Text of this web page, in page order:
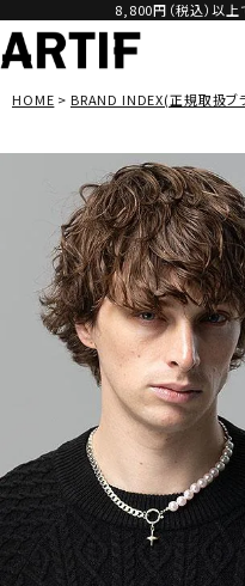
8,800円（税込）以上
HOME BRAND INDEX(正規取扱ブ